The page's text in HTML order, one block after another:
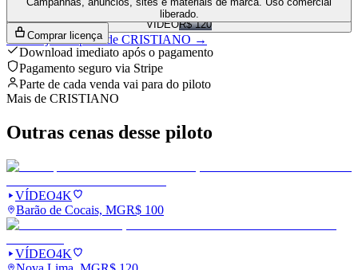
VÍDEOR$ 120
Ver a loja completa de CRISTIANO →
liberado.
Comprar licença
Download imediato após o pagamento
Pagamento seguro via Stripe
Parte de cada venda vai para do piloto
Mais de CRISTIANO
Outras cenas desse piloto
VÍDEO4K
Barão de Cocais, MGR$ 100
VÍDEO4K